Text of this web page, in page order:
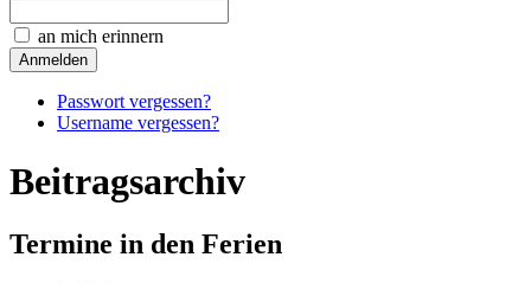
an mich erinnern
Passwort vergessen?
Username vergessen?
Beitragsarchiv
Termine in den Ferien